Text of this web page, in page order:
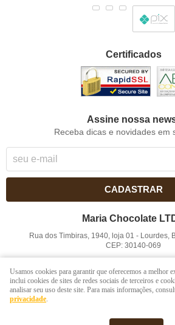
Certificados
Assine nossa
Receba dicas e novidades em
CADASTRAR
Maria Chocolate
Rua dos Timbiras, 1940, loja 01 - Lourdes,
CEP: 30140-069
LOJA VIRTUAL CRIADA POR
Usamos cookies para garantir que oferecemos a melhor
inclui cookies de sites de redes sociais de terceiros e
analisar seu uso deste site. Para mais informações,
privacidade.